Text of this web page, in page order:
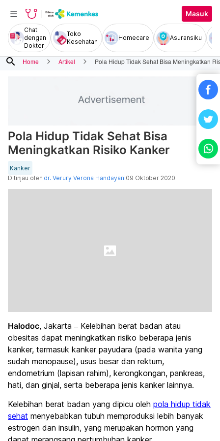
Masuk
Chat
dengan
Dokter
Toko
Kesehatan
Homecare Asuransiku
search Home Artikel Pola Hidup Tidak Sehat Bisa Meningkatkan
Pola Hidup Tidak Sehat Bisa
Meningkatkan Risiko Kanker
Kanker
Ditinjau oleh dr. Verury Verona Handayani09 Oktober 2020
Halodoc, Jakarta – Kelebihan berat badan atau
obesitas dapat meningkatkan risiko beberapa jenis
kanker, termasuk kanker payudara (pada wanita yang
sudah menopause), usus besar dan rektum,
endometrium (lapisan rahim), kerongkongan, pankreas,
hati, dan ginjal, serta beberapa jenis kanker lainnya.
Kelebihan berat badan yang dipicu oleh pola hidup tidak
sehat menyebabkan tubuh memproduksi lebih banyak
estrogen dan insulin, yang merupakan hormon yang